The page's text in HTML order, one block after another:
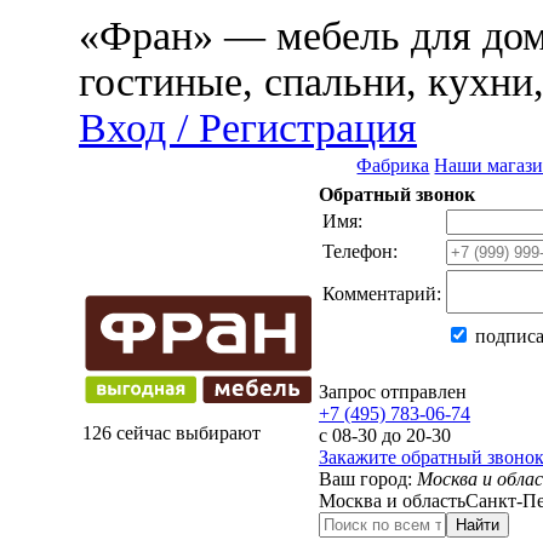
«Фран» — мебель для
гостиные, спальни,
Вход / Регистрация
Фабрика Наши
126 сейчас выбирают
Обратный звонок
Имя:
Телефон:
Комментарий:
Запрос отправлен
+7 (495) 783-06-74
с 08-30 до 20-30
Закажите обратный звонок
Ваш город: Москва и
Москва и областьСанкт-
Найти